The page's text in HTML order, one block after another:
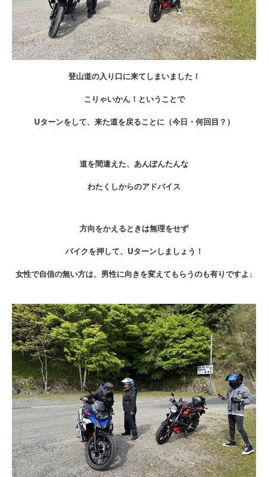
登山道の入り口に来てしまいました！
こりゃいかん！ということで
Uターンをして、来た道を戻ることに（今日・何回目？）
道を間違えた、あんぽんたんな
わたくしからのアドバイス
方向をかえるときは無理をせず
バイクを押して、Uターンしましょう！
女性で自信の無い方は、男性に向きを変えてもらうのも有りですよ↓